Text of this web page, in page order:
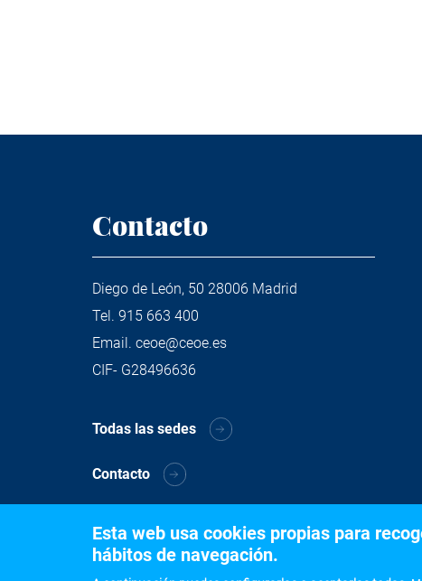
Contacto
Diego de León, 50 28006 Madrid
Tel. 915 663 400
Email. ceoe@ceoe.es
CIF- G28496636
Todas las sedes
Contacto
Esta web usa cookies propias para
hábitos de navegación.